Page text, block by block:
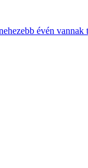
évén vannak